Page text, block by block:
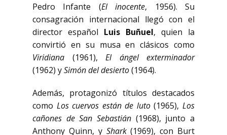
Pedro Infante (El inocente, 1956). Su
consagración internacional llegó con el
director español Luis Buñuel, quien la
convirtió en su musa en clásicos como
Viridiana (1961), El ángel exterminador
(1962) ySimón del desierto(1964).
Además, protagonizó títulos destacados
como Los cuervos están de luto(1965),Los
cañones de San Sebastián (1968), junto a
Anthony Quinn, y Shark(1969), con Burt